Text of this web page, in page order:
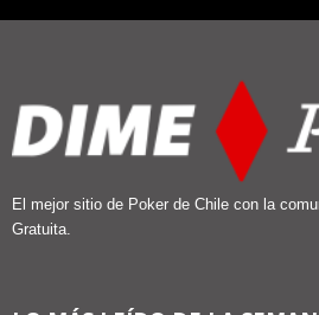
El mejor sitio de Poker de Chile con la
Gratuita.